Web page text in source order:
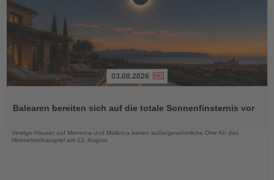
die
03.08.2026
Balearen bereiten sich auf die totale Sonnenfinsternis vor
Vestige-Häuser auf Menorca und Mallorca bieten außergewöhnliche Orte für das
Himmelsschauspiel am 12. August